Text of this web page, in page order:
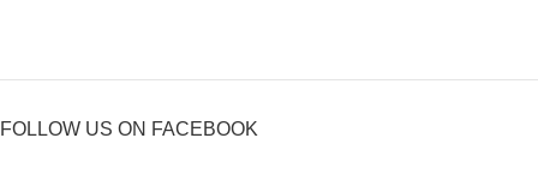
FOLLOW US ON FACEBOOK